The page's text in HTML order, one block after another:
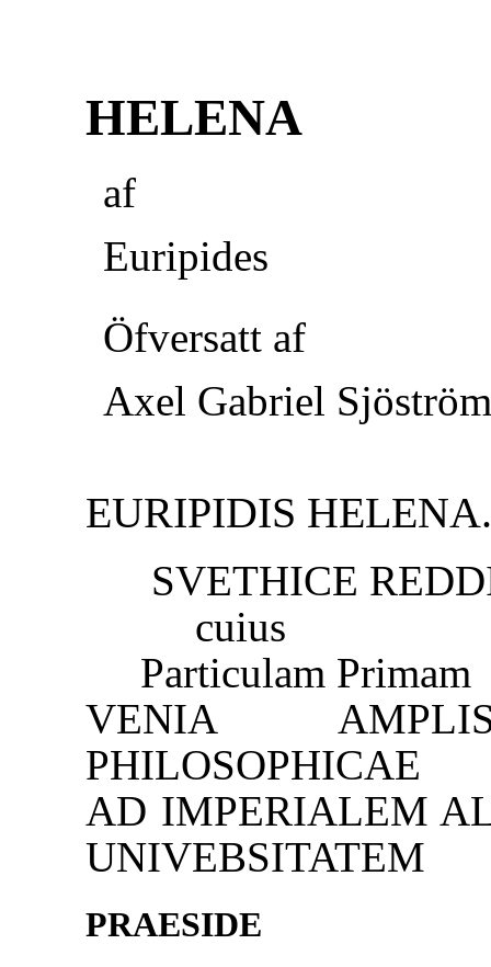
HELENA
af
Euripides
Öfversatt af
Axel Gabriel
EURIPIDIS
SVETHICE
cuius
Particulam Primam
VENIA
PHILOSOPHICAE
AD IMPERIALEM
UNIVEBSITATEM
PRAESIDE